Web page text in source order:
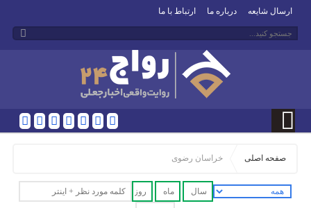
ارسال شایعه درباره ما ارتباط با ما
صفحه اصلی خراسان رضوی